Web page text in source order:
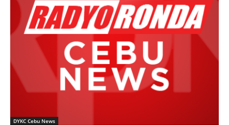
DYKC Cebu News